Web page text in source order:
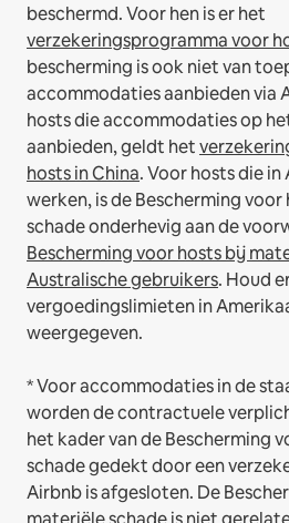
beschermd. Voor hen is er het
verzekeringsprogramma voor
bescherming is ook niet van
accommodaties aanbieden via
hosts die accommodaties op
aanbieden, geldt het
hosts in China.Voor hosts die
werken, is de Bescherming
schade onderhevig aan de
Bescherming voor hosts bij
Australische gebruikers. Houd
vergoedingslimieten in
weergegeven.
* Voor accommodaties in de
worden de contractuele
het kader van de Bescherming
schade gedekt door een
Airbnb is afgesloten. De